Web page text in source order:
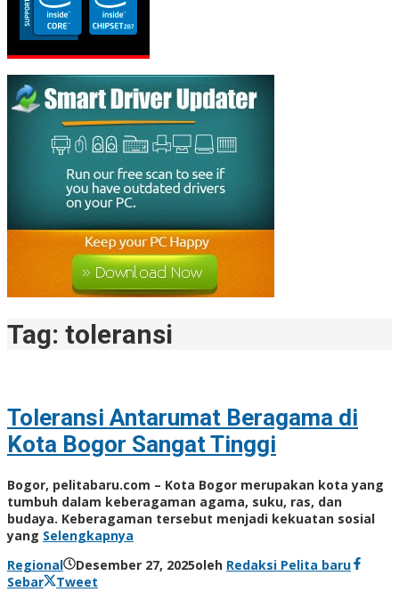
Tag: toleransi
Toleransi Antarumat Beragama di
Kota Bogor Sangat Tinggi
Bogor, pelitabaru.com – Kota Bogor merupakan kota yang
tumbuh dalam keberagaman agama, suku, ras, dan
budaya. Keberagaman tersebut menjadi kekuatan sosial
yang Selengkapnya
Regional
Desember 27, 2025oleh Redaksi Pelita baru
Sebar
Tweet